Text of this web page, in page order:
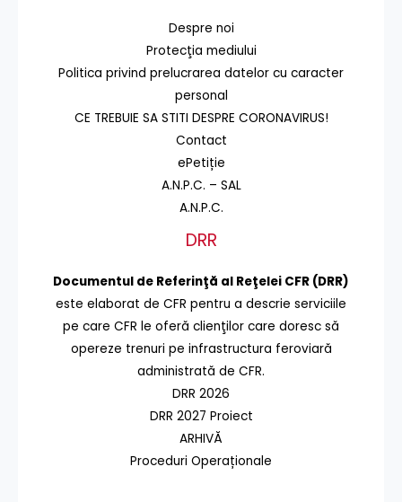
Despre noi
Protecţia mediului
Politica privind prelucrarea datelor cu caracter
personal
CE TREBUIE SA STITI DESPRE CORONAVIRUS!
Contact
ePetiție
A.N.P.C. – SAL
A.N.P.C.
DRR
Documentul de Referinţă al Reţelei CFR (DRR)
este elaborat de CFR pentru a descrie serviciile
pe care CFR le oferă clienţilor care doresc să
opereze trenuri pe infrastructura feroviară
administrată de CFR.
DRR 2026
DRR 2027 Proiect
ARHIVĂ
Proceduri Operaționale